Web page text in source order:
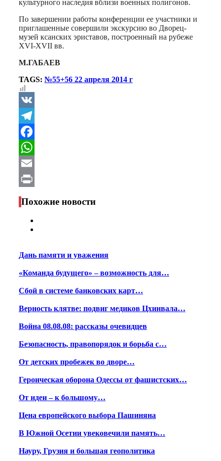
культурного наследия вблизи военных полигонов.
По завершении работы конференции ее участники и
приглашенные совершили экскурсию во Дворец-
музей ксанских эриставов, построенный на рубеже
XVI-XVII вв.
М.ГАБАЕВ
TAGS: №55+56 22 апреля 2014 г
VK
Telegram
Facebook
WhatsApp
Email
Print
Похожие новости
Дань памяти и уважения
«Команда будущего» – возможность для…
Сбой в системе банковских карт…
Верность клятве: подвиг медиков Цхинвала…
Война 08.08.08: рассказы очевидцев
Безопасность, правопорядок и борьба с…
От детских пробежек во дворе…
Героическая оборона Одессы от фашистских…
От идеи – к большому…
Цена европейского выбора Пашиняна
В Южной Осетии увековечили память…
Науру, Грузия и большая геополитика